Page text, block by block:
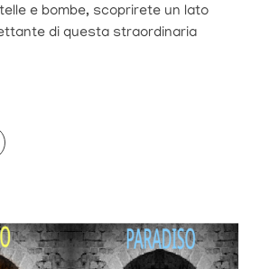
e bombe, scoprirete un lato
di questa straordinaria